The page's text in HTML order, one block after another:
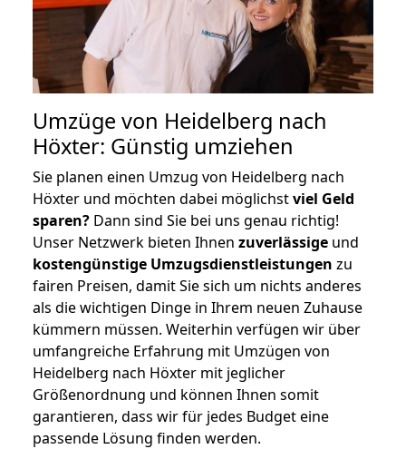
Umzüge von Heidelberg nach
Höxter: Günstig umziehen
Sie planen einen Umzug von Heidelberg nach
Höxter und möchten dabei möglichstviel Geld
sparen? Dann sind Sie bei uns genau richtig!
Unser Netzwerk bieten Ihnen zuverlässige und
kostengünstige Umzugsdienstleistungen zu
fairen Preisen, damit Sie sich um nichts anderes
als die wichtigen Dinge in Ihrem neuen Zuhause
kümmern müssen. Weiterhin verfügen wir über
umfangreiche Erfahrung mit Umzügen von
Heidelberg nach Höxter mit jeglicher
Größenordnung und können Ihnen somit
garantieren, dass wir für jedes Budget eine
passende Lösung finden werden.